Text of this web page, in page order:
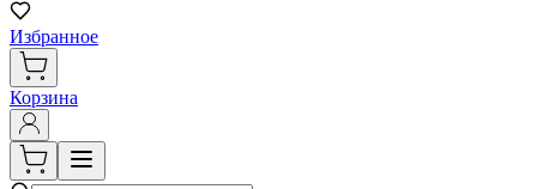
Избранное
Корзина